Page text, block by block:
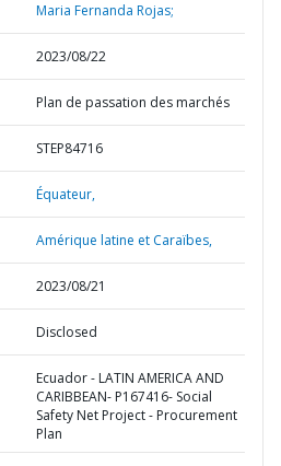
Maria Fernanda Rojas;
2023/08/22
Plan de passation des marchés
STEP84716
Équateur,
Amérique latine et Caraïbes,
2023/08/21
Disclosed
Ecuador - LATIN AMERICA AND
CARIBBEAN- P167416- Social
Safety Net Project - Procurement
Plan